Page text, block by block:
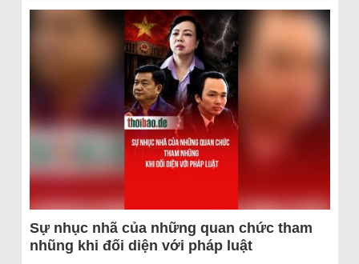
Sự nhục nhã của những quan chức tham
nhũng khi đối diện với pháp luật